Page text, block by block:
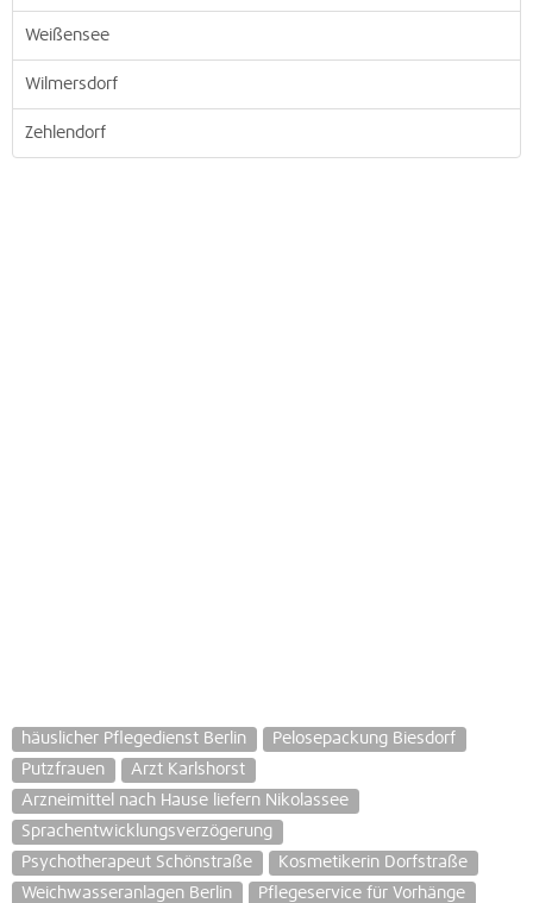
Weißensee
Wilmersdorf
Zehlendorf
häuslicher Pflegedienst Berlin
Pelosepackung Biesdorf
Putzfrauen
Arzt Karlshorst
Arzneimittel nach Hause liefern Nikolassee
Sprachentwicklungsverzögerung
Psychotherapeut Schönstraße
Kosmetikerin Dorfstraße
Weichwasseranlagen Berlin
Pflegeservice für Vorhänge